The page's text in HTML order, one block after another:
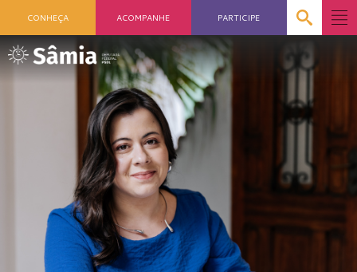
CONHEÇA ACOMPANHE PARTICIPE